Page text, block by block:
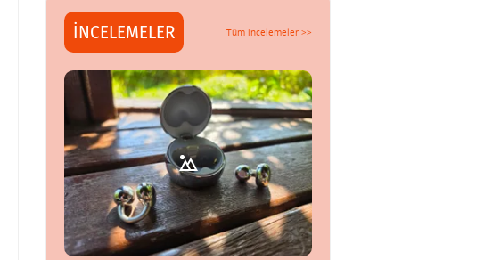
İNCELEMELER Tüm incelemeler >>